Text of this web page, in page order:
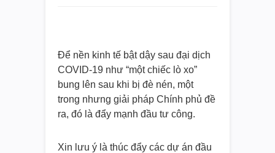
Để nền kinh tế bật dậy sau đại dịch
COVID-19 như “một chiếc lò xo”
bung lên sau khi bị đè nén, một
trong nhưng giải pháp Chính phủ đề
ra, đó là đẩy mạnh đầu tư công.
Xin lưu ý là thúc đẩy các dự án đầu